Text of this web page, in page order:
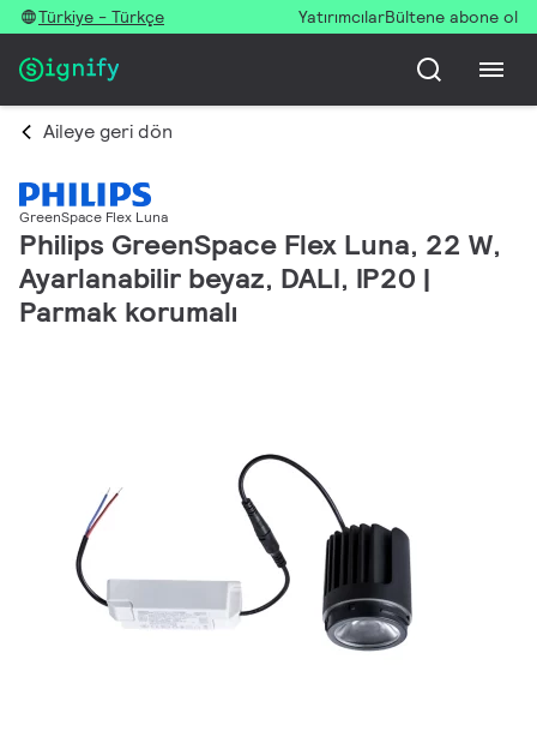
Türkiye - Türkçe YatırımcılarBültene abone ol
Aileye geri dön
GreenSpace Flex Luna
Philips GreenSpace Flex Luna, 22 W,
Ayarlanabilir beyaz, DALI, IP20 |
Parmak korumalı